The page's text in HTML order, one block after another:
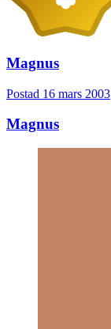
Magnus
Postad 16 mars 2003
Magnus